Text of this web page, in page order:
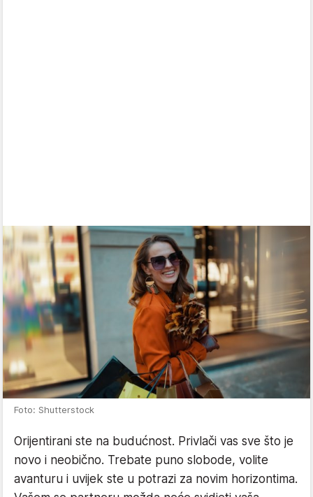
Foto: Shutterstock
Orijentirani ste na budućnost. Privlači vas sve što je
novo i neobično. Trebate puno slobode, volite
avanturu i uvijek ste u potrazi za novim horizontima.